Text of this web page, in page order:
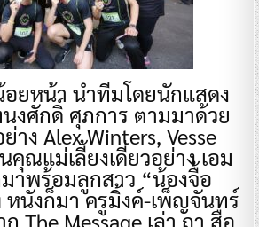
ยหน้า นำทีมโดยนักแสดง
งศักดิ์ ศุภการ ตามมาด้วย
าง Alex Winters, Vesse
คุณแม่เลี้ยงเดี่ยวอย่าง เอม
าพร้อมลูกสาว “น้องจื้อ
หนังก็มา ครูมิ้งค์-เพ็ญจันทร์
The Message เล่า ฤา สื่อ